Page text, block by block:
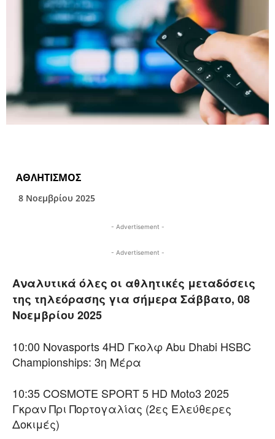
ΑΘΛΗΤΙΣΜΟΣ
8 Νοεμβρίου 2025
- Advertisement -
- Advertisement -
Αναλυτικά όλες οι αθλητικές μεταδόσεις
της τηλεόρασης για σήμερα Σάββατο, 08
Νοεμβρίου 2025
10:00 Novasports 4HD Γκολφ Abu Dhabi HSBC
Championships: 3η Μέρα
10:35 COSMOTE SPORT 5 HD Moto3 2025
Γκραν Πρι Πορτογαλίας (2ες Ελεύθερες
Δοκιμές)